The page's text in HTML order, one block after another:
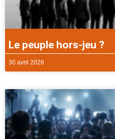
Le peuple hors-jeu ?
30 avril 2026